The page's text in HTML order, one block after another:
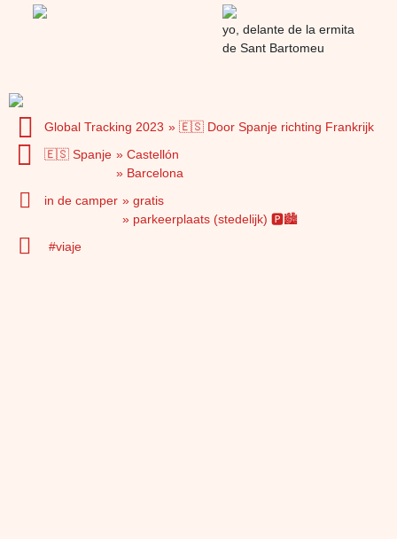
yo, delante de la ermita
de Sant Bartomeu
Global Tracking 2023
🇪🇸 Door Spanje richting Frankrijk
🇪🇸 Spanje
Castellón
Barcelona
in de camper
gratis
parkeerplaats (stedelijk) 🅿️🏙️
viaje